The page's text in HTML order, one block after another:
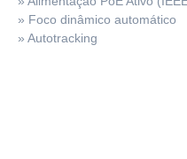
» Foco dinâmico automático
» Autotracking